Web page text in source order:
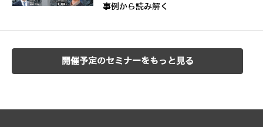
事例から読み解く
開催予定のセミナーをもっと見る